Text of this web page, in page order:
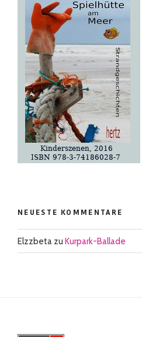
NEUESTE KOMMENTARE
Elzzbeta zu Kurpark-Ballade